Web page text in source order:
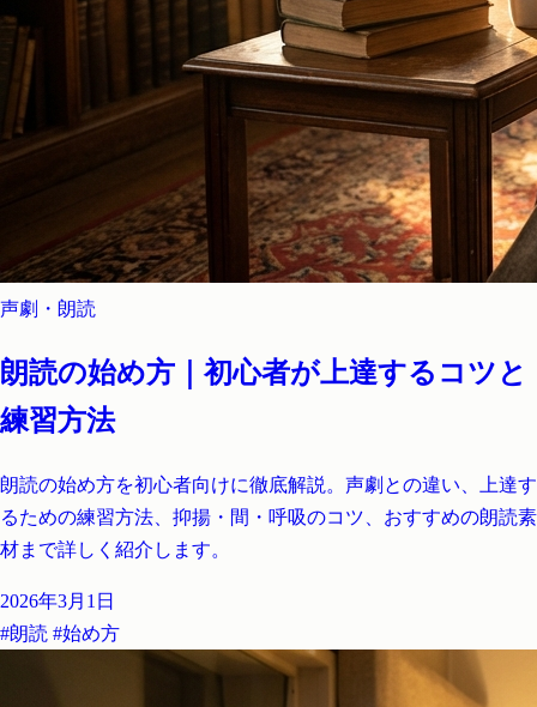
声劇・朗読
朗読の始め方｜初心者が上達するコツと
練習方法
朗読の始め方を初心者向けに徹底解説。声劇との違い、上達す
るための練習方法、抑揚・間・呼吸のコツ、おすすめの朗読素
材まで詳しく紹介します。
2026年3月1日
#朗読 #始め方